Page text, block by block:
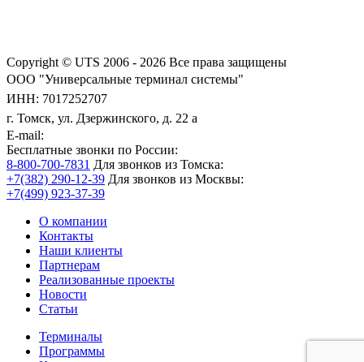
Copyright © UTS 2006 - 2026 Все права защищены
ООО "Универсальные терминал системы"
ИНН: 7017252707
г. Томск, ул. Дзержинского, д. 22 а
E-mail:
Бесплатные звонки по России:
8-800-700-7831 Для звонков из Томска:
+7(382) 290-12-39 Для звонков из Москвы:
+7(499) 923-37-39
О компании
Контакты
Наши клиенты
Партнерам
Реализованные проекты
Новости
Статьи
Терминалы
Программы